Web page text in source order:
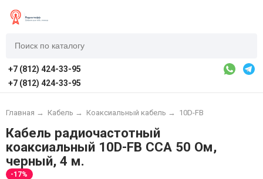
+7 (812) 424-33-95
+7 (812) 424-33-95
Главная → Кабель → Коаксиальный кабель → 10D-FB
Кабель радиочастотный
коаксиальный 10D-FB CCA 50 Ом,
черный, 4 м.
-17%